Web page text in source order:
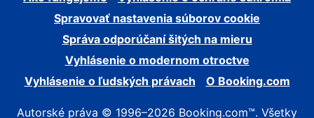
Spravovať nastavenia súborov cookie
Správa odporúčaní šitých na mieru
Vyhlásenie o modernom otroctve
Vyhlásenie o ľudských právach
O Booking.com
Autorské práva © 1996–2026 Booking.com™. Všetky